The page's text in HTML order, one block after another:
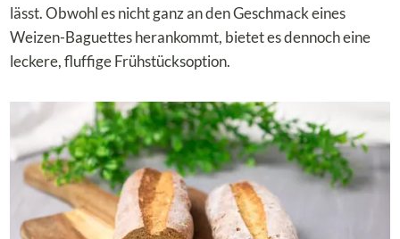
lässt. Obwohl es nicht ganz an den Geschmack eines
Weizen-Baguettes herankommt, bietet es dennoch eine
leckere, fluffige Frühstücksoption.